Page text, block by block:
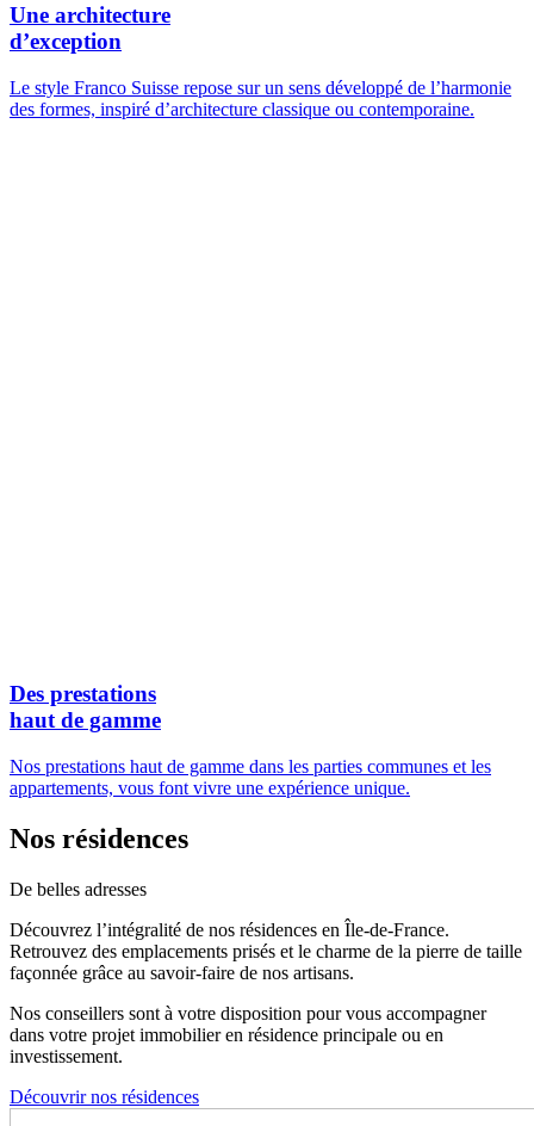
Une architecture
d’exception
Le style Franco Suisse repose sur un sens développé de l’harmonie
des formes, inspiré d’architecture classique ou contemporaine.
Des prestations
haut de gamme
Nos prestations haut de gamme dans les parties communes et les
appartements, vous font vivre une expérience unique.
Nos résidences
De belles adresses
Découvrez l’intégralité de nos résidences en Île-de-France.
Retrouvez des emplacements prisés et le charme de la pierre de taille
façonnée grâce au savoir-faire de nos artisans.
Nos conseillers sont à votre disposition pour vous accompagner
dans votre projet immobilier en résidence principale ou en
investissement.
Découvrir nos résidences